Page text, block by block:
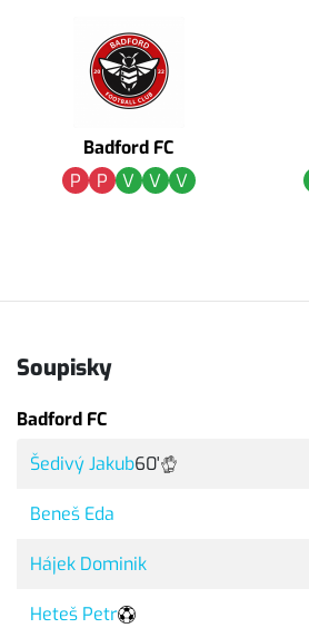
Badford FC
P
P V V V
Soupisky
Badford FC
Šedivý Jakub60'
Beneš Eda
Hájek Dominik
Heteš Petr